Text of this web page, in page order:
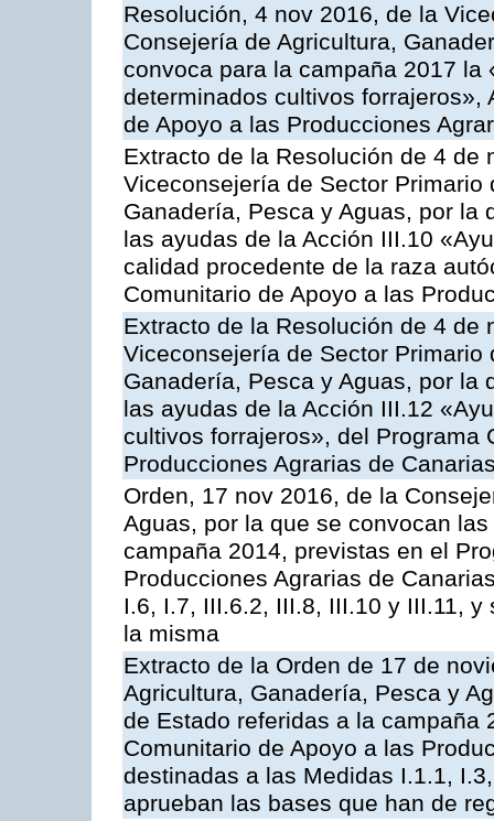
Resolución, 4 nov 2016, de la
Consejería de Agricultura,
convoca para la campaña 2017 la
determinados cultivos forrajeros»,
de Apoyo a las Producciones
Extracto de la Resolución de 4 de
Viceconsejería de Sector
Ganadería, Pesca y Aguas, por la
las ayudas de la Acción III.10
calidad procedente de la raza
Comunitario de Apoyo a las
Extracto de la Resolución de 4 de
Viceconsejería de Sector
Ganadería, Pesca y Aguas, por la
las ayudas de la Acción III.12
cultivos forrajeros», del Programa
Producciones Agrarias de
Orden, 17 nov 2016, de la
Aguas, por la que se convocan
campaña 2014, previstas en el
Producciones Agrarias de
I.6, I.7, III.6.2, III.8, III.10 y III.11,
la misma
Extracto de la Orden de 17 de
Agricultura, Ganadería, Pesca y
de Estado referidas a la campaña
Comunitario de Apoyo a las
destinadas a las Medidas I.1.1,
aprueban las bases que han de